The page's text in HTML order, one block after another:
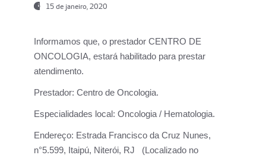
15 de janeiro, 2020
Informamos que, o prestador CENTRO DE
ONCOLOGIA, estará habilitado para prestar
atendimento.
Prestador: Centro de Oncologia.
Especialidades local: Oncologia / Hematologia.
Endereço: Estrada Francisco da Cruz Nunes,
n°5.599, Itaipú, Niterói, RJ (Localizado no